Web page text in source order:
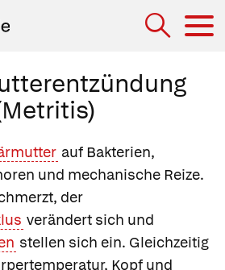
auf Bakterien,
und mechanische Reize.
der
verändert sich und
stellen sich ein. Gleichzeitig
Kopf und